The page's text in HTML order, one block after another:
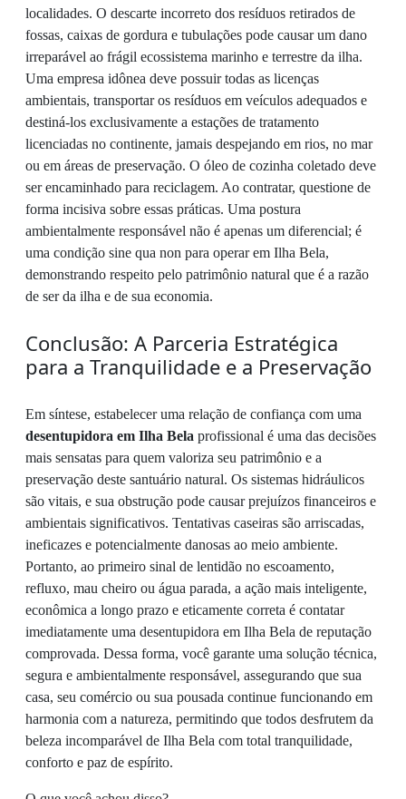
localidades. O descarte incorreto dos resíduos retirados de
fossas, caixas de gordura e tubulações pode causar um dano
irreparável ao frágil ecossistema marinho e terrestre da ilha.
Uma empresa idônea deve possuir todas as licenças
ambientais, transportar os resíduos em veículos adequados e
destiná-los exclusivamente a estações de tratamento
licenciadas no continente, jamais despejando em rios, no mar
ou em áreas de preservação. O óleo de cozinha coletado deve
ser encaminhado para reciclagem. Ao contratar, questione de
forma incisiva sobre essas práticas. Uma postura
ambientalmente responsável não é apenas um diferencial; é
uma condição sine qua non para operar em Ilha Bela,
demonstrando respeito pelo patrimônio natural que é a razão
de ser da ilha e de sua economia.
Conclusão: A Parceria Estratégica
para a Tranquilidade e a Preservação
Em síntese, estabelecer uma relação de confiança com uma
desentupidora em Ilha Bela profissional é uma das decisões
mais sensatas para quem valoriza seu patrimônio e a
preservação deste santuário natural. Os sistemas hidráulicos
são vitais, e sua obstrução pode causar prejuízos financeiros e
ambientais significativos. Tentativas caseiras são arriscadas,
ineficazes e potencialmente danosas ao meio ambiente.
Portanto, ao primeiro sinal de lentidão no escoamento,
refluxo, mau cheiro ou água parada, a ação mais inteligente,
econômica a longo prazo e eticamente correta é contatar
imediatamente uma desentupidora em Ilha Bela de reputação
comprovada. Dessa forma, você garante uma solução técnica,
segura e ambientalmente responsável, assegurando que sua
casa, seu comércio ou sua pousada continue funcionando em
harmonia com a natureza, permitindo que todos desfrutem da
beleza incomparável de Ilha Bela com total tranquilidade,
conforto e paz de espírito.